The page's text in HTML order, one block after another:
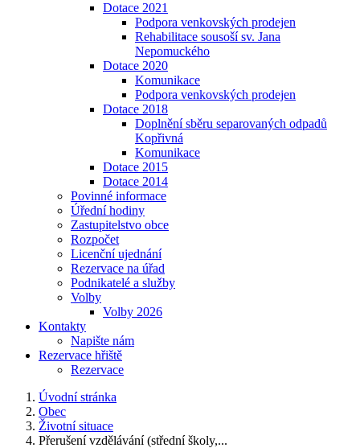
Dotace 2021
Podpora venkovských prodejen
Rehabilitace sousoší sv. Jana
Nepomuckého
Dotace 2020
Komunikace
Podpora venkovských prodejen
Dotace 2018
Doplnění sběru separovaných odpadů
Kopřivná
Komunikace
Dotace 2015
Dotace 2014
Povinné informace
Úřední hodiny
Zastupitelstvo obce
Rozpočet
Licenční ujednání
Rezervace na úřad
Podnikatelé a služby
Volby
Volby 2026
Kontakty
Napište nám
Rezervace hřiště
Rezervace
Úvodní stránka
Obec
Životní situace
Přerušení vzdělávání (střední školy,...